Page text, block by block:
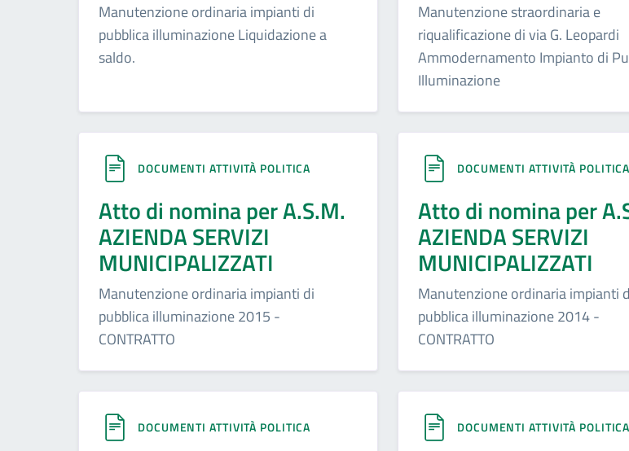
Manutenzione ordinaria impianti di
pubblica illuminazione Liquidazione a
saldo.
Manutenzione straordinaria e
riqualificazione di via G. Leopardi
Ammodernamento Impianto di
Illuminazione
DOCUMENTI ATTIVITÀ POLITICA
Atto di nomina per A.S.M.
AZIENDA SERVIZI
MUNICIPALIZZATI
Manutenzione ordinaria impianti di
pubblica illuminazione 2015 -
CONTRATTO
DOCUMENTI ATTIVITÀ POLITICA
Atto di nomina per
AZIENDA SERVIZI
MUNICIPALIZZATI
Manutenzione ordinaria impianti
pubblica illuminazione 2014 -
CONTRATTO
DOCUMENTI ATTIVITÀ POLITICA DOCUMENTI ATTIVITÀ POLITICA